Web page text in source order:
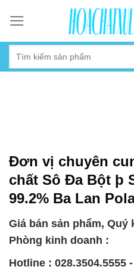
content
Đơn vị chuyên
chất Sô Đa Bột þ
99.2% Ba Lan
Giá bán sản phẩm,
Phòng kinh doanh :
Hotline : 028.3504.5555